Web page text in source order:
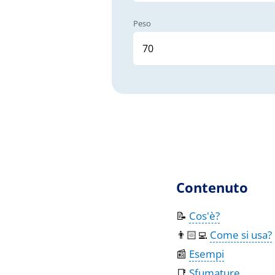
Peso
Contenuto
📝 Cos'è?
👨🏻‍💻 Come si usa?
📰 Esempi